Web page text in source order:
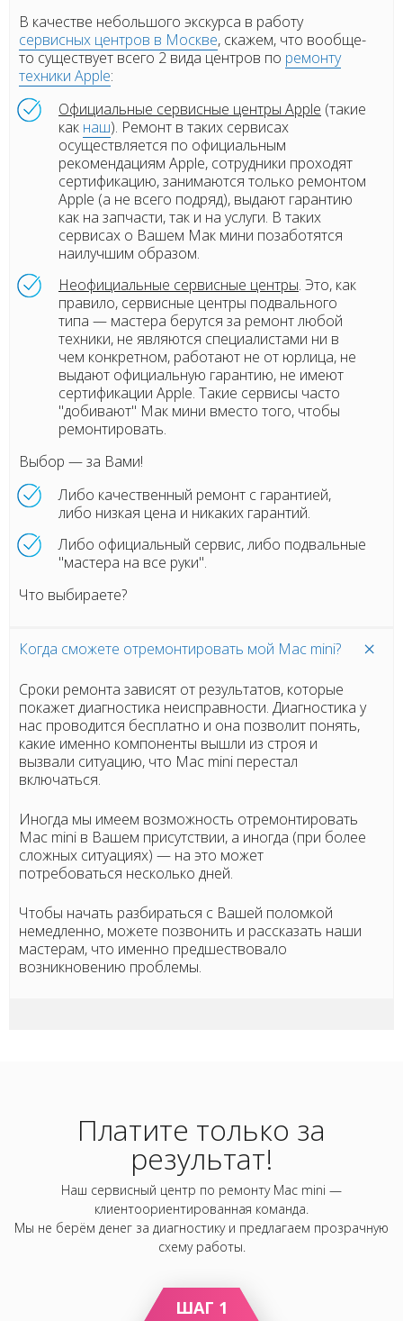
В качестве небольшого экскурса в работу
сервисных центров в Москве, скажем, что вообще-
то существует всего 2 вида центров по ремонту
техники Apple:
Официальные сервисные центры Apple (такие
как наш). Ремонт в таких сервисах
осуществляется по официальным
рекомендациям Apple, сотрудники проходят
сертификацию, занимаются только ремонтом
Apple (а не всего подряд), выдают гарантию
как на запчасти, так и на услуги. В таких
сервисах о Вашем Мак мини позаботятся
наилучшим образом.
Неофициальные сервисные центры. Это, как
правило, сервисные центры подвального
типа — мастера берутся за ремонт любой
техники, не являются специалистами ни в
чем конкретном, работают не от юрлица, не
выдают официальную гарантию, не имеют
сертификации Apple. Такие сервисы часто
"добивают" Мак мини вместо того, чтобы
ремонтировать.
Выбор — за Вами!
Либо качественный ремонт с гарантией,
либо низкая цена и никаких гарантий.
Либо официальный сервис, либо подвальные
"мастера на все руки".
Что выбираете?
Когда сможете отремонтировать мой Mac mini?
Сроки ремонта зависят от результатов, которые
покажет диагностика неисправности. Диагностика у
нас проводится бесплатно и она позволит понять,
какие именно компоненты вышли из строя и
вызвали ситуацию, что Mac mini перестал
включаться.
Иногда мы имеем возможность отремонтировать
Mac mini в Вашем присутствии, а иногда (при более
сложных ситуациях) — на это может
потребоваться несколько дней.
Чтобы начать разбираться с Вашей поломкой
немедленно, можете позвонить и рассказать наши
мастерам, что именно предшествовало
возникновению проблемы.
Платите только за
результат!
Наш сервисный центр по ремонту Mac mini —
клиентоориентированная команда.
Мы не берём денег за диагностику и предлагаем прозрачную
схему работы.
ШАГ 1